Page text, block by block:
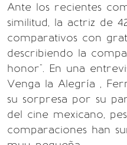
Ante los recientes
similitud, la actriz de
comparativos con
describiendo la
honor". En una
Venga la Alegría ,
su sorpresa por su
del cine mexicano,
comparaciones han